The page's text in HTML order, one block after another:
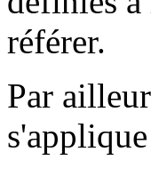
référer.
Par